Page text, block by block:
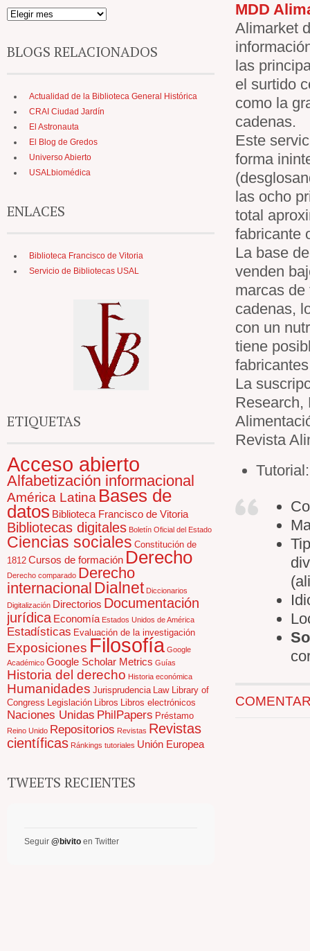
MDD
Alimarket
las
el surtido
como la
cadenas.
Este
forma
las ocho
total
fabricante
La base
venden
marcas
cadenas,
con un
tiene
La
Research,
Revista
BLOGS RELACIONADOS
Actualidad de la Biblioteca General Histórica
CRAI Ciudad Jardín
El Astronauta
El Blog de Gredos
Universo Abierto
USALbiomédica
ENLACES
Biblioteca Francisco de Vitoria
Servicio de Bibliotecas USAL
ETIQUETAS
Acceso abierto
Alfabetización informacional
América Latina Bases de
datos Biblioteca Francisco de Vitoria
Bibliotecas digitales Boletín Oficial del Estado
Ciencias sociales Constitución de
1812 Cursos de formación Derecho
Derecho comparado Derecho
internacional Dialnet Diccionarios
Digitalización Directorios Documentación
jurídica Economía Estados Unidos de América
Estadísticas Evaluación de la investigación
Exposiciones Filosofía Google
Académico Google Scholar Metrics Guías
Historia del derecho Historia económica
Humanidades Jurisprudencia Law Library of
Congress Legislación Libros Libros electrónicos
Naciones Unidas PhilPapers Préstamo
Reino Unido Repositorios Revistas Revistas
científicas Ránkings tutoriales Unión Europea
TWEETS RECIENTES
Seguir @bivito en Twitter